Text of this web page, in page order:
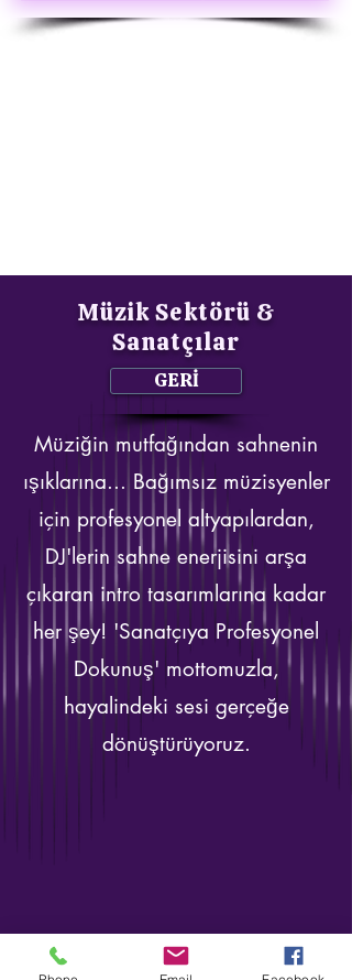
Müzik Sektörü &
Sanatçılar
GERİ
Müziğin mutfağından sahnenin
ışıklarına... Bağımsız müzisyenler
için profesyonel altyapılardan,
DJ'lerin sahne enerjisini arşa
çıkaran intro tasarımlarına kadar
her şey! 'Sanatçıya Profesyonel
Dokunuş' mottomuzla,
hayalindeki sesi gerçeğe
dönüştürüyoruz.